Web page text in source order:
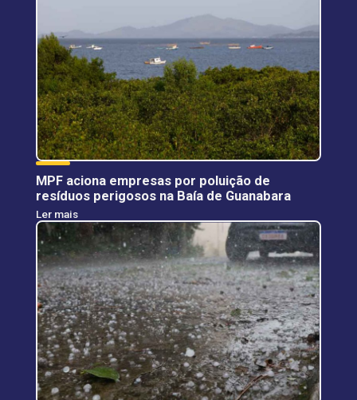
MPF aciona empresas por poluição de
resíduos perigosos na Baía de Guanabara
Ler mais